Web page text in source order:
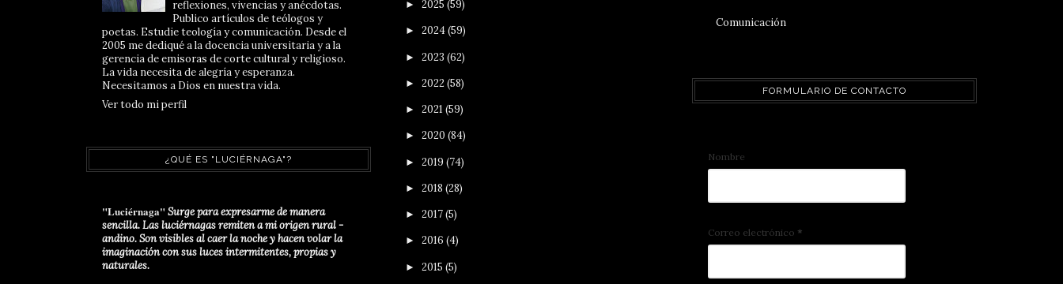
reflexiones, vivencias y anécdotas.
Publico artículos de teólogos y
poetas. Estudie teología y comunicación. Desde el
2005 me dediqué a la docencia universitaria y a la
gerencia de emisoras de corte cultural y religioso.
La vida necesita de alegría y esperanza.
Necesitamos a Dios en nuestra vida.
Ver todo mi perfil
¿QUÉ ES "LUCIÉRNAGA"?
"Luciérnaga" Surge para expresarme de manera
sencilla. Las luciérnagas remiten a mi origen rural -
andino. Son visibles al caer la noche y hacen volar la
imaginación con sus luces intermitentes, propias y
naturales.
► 2025 (59)
► 2024(59)
► 2023 (62)
► 2022 (58)
► 2021 (59)
► 2020 (84)
► 2019 (74)
► 2018 (28)
► 2017(5)
► 2016 (4)
► 2015 (5)
Comunicación
FORMULARIO DE CONTACTO
Nombre
Correo electrónico *